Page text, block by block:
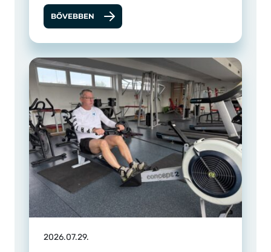
BŐVEBBEN
2026.07.29.